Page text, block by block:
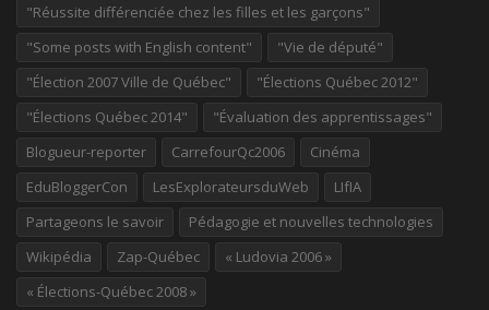
"Réussite différenciée chez les filles et les garçons"
"Some posts with English content"
"Vie de député"
"Élection 2007 Ville de Québec"
"Élections Québec 2012"
"Élections Québec 2014"
"Évaluation des apprentissages"
Blogueur-reporter
CarrefourQc2006
Cinéma
EduBloggerCon
LesExplorateursduWeb
LIfIA
Partageons le savoir
Pédagogie et nouvelles technologies
Wikipédia
Zap-Québec
« Ludovia 2006 »
« Élections-Québec 2008 »